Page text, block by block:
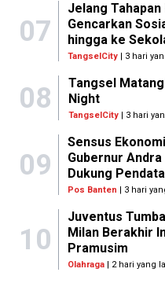
07
Jelang
Gencarkan
hingga ke
TangselCity | 3 hari
08
Tangsel
Night
TangselCity| 3 hari
09
Sensus
Gubernur
Dukung
Pos Banten | 3 hari
10
Juventus
Milan Berakhir
Pramusim
Olahraga | 2 hari yang